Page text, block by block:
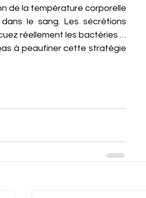
de la température corporelle
le sang. Les sécrétions
réellement les bactéries …
à peaufiner cette stratégie